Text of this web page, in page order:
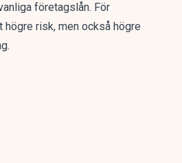
företagslån. För
risk, men också högre